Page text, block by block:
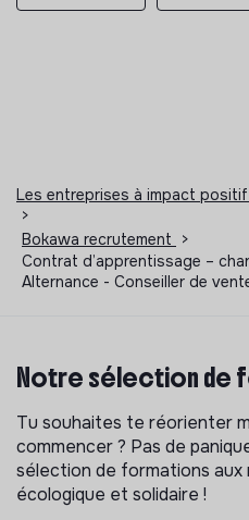
Les entreprises à impact
>
Bokawa recrutement
>
Contrat d’apprentissage –
Alternance - Conseiller de
Notre sélection de
Tu souhaites te réorienter
commencer ? Pas de
sélection de formations
écologique et solidaire !